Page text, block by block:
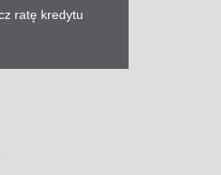
ratę kredytu